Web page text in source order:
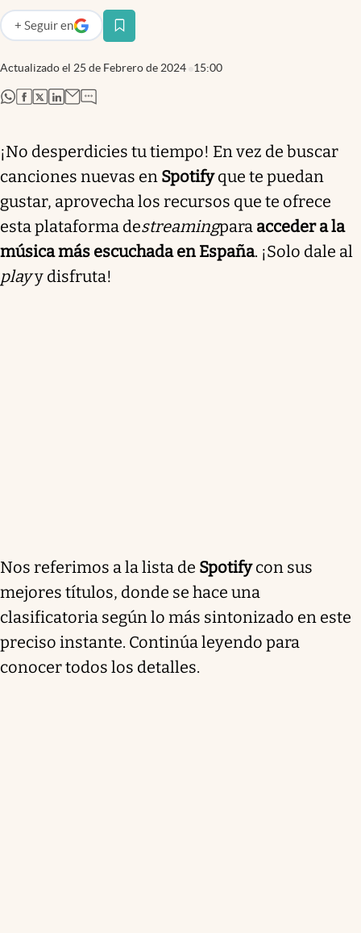
Actualizado el 25 de Febrero de 2024 15:00
+ Seguir en
abre en nueva pestaña
abre en nueva pestaña
abre en nueva pestaña
abre en nueva pestaña
abre en nueva pestaña
¡No desperdicies tu tiempo! En vez de buscar
canciones nuevas en Spotifyque te puedan
gustar, aprovecha los recursos que te ofrece
esta plataforma destreamingpara acceder a la
música más escuchada en España. ¡Solo dale al
playy disfruta!
Nos referimos a la lista de Spotifycon sus
mejores títulos, donde se hace una
clasificatoria según lo más sintonizado en este
preciso instante. Continúa leyendo para
conocer todos los detalles.